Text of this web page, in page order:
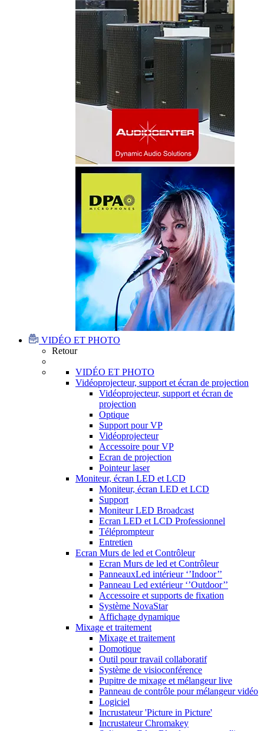
VIDÉO ET PHOTO
Retour
VIDÉO ET PHOTO
Vidéoprojecteur, support et écran de projection
Vidéoprojecteur, support et écran de
projection
Optique
Support pour VP
Vidéoprojecteur
Accessoire pour VP
Ecran de projection
Pointeur laser
Moniteur, écran LED et LCD
Moniteur, écran LED et LCD
Support
Moniteur LED Broadcast
Ecran LED et LCD Professionnel
Téléprompteur
Entretien
Ecran Murs de led et Contrôleur
Ecran Murs de led et Contrôleur
PanneauxLed intérieur ‘’Indoor’’
Panneau Led extérieur ‘’Outdoor’’
Accessoire et supports de fixation
Système NovaStar
Affichage dynamique
Mixage et traitement
Mixage et traitement
Domotique
Outil pour travail collaboratif
Système de visioconférence
Pupitre de mixage et mélangeur live
Panneau de contrôle pour mélangeur vidéo
Logiciel
Incrustateur 'Picture in Picture'
Incrustateur Chromakey